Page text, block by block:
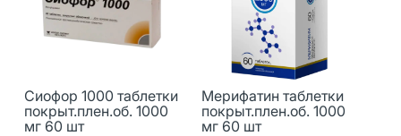
Сиофор 1000 таблетки
покрыт.плен.об. 1000
мг 60 шт
Мерифатин таблетки
покрыт.плен.об. 1000
мг 60 шт